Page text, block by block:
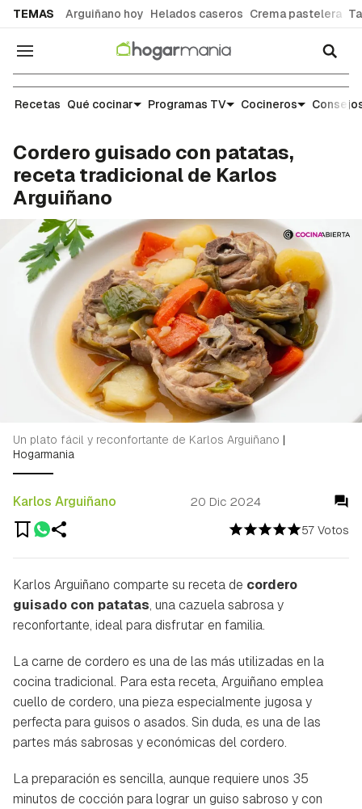
TEMAS Arguiñano hoy Helados caseros Crema pastelera
Navegación
Recetas
Recetas Qué cocinar Programas TV Cocineros
Cordero guisado con patatas,
receta tradicional de Karlos
Arguiñano
57 Votos
Karlos Arguiñano 20 Dic 2024
Un plato fácil y reconfortante de Karlos Arguiñano |
Hogarmania
Karlos Arguiñano comparte su receta de cordero
guisado con patatas, una cazuela sabrosa y
reconfortante, ideal para disfrutar en familia.
La carne de cordero es una de las más utilizadas en la
cocina tradicional. Para esta receta, Arguiñano emplea
cuello de cordero, una pieza especialmente jugosa y
perfecta para guisos o asados. Sin duda, es una de las
partes más sabrosas y económicas del cordero.
La preparación es sencilla, aunque requiere unos 35
minutos de cocción para lograr un guiso sabroso y con